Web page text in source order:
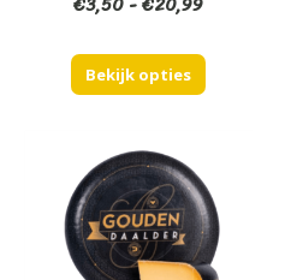
tot
€20,99
Bekijk opties